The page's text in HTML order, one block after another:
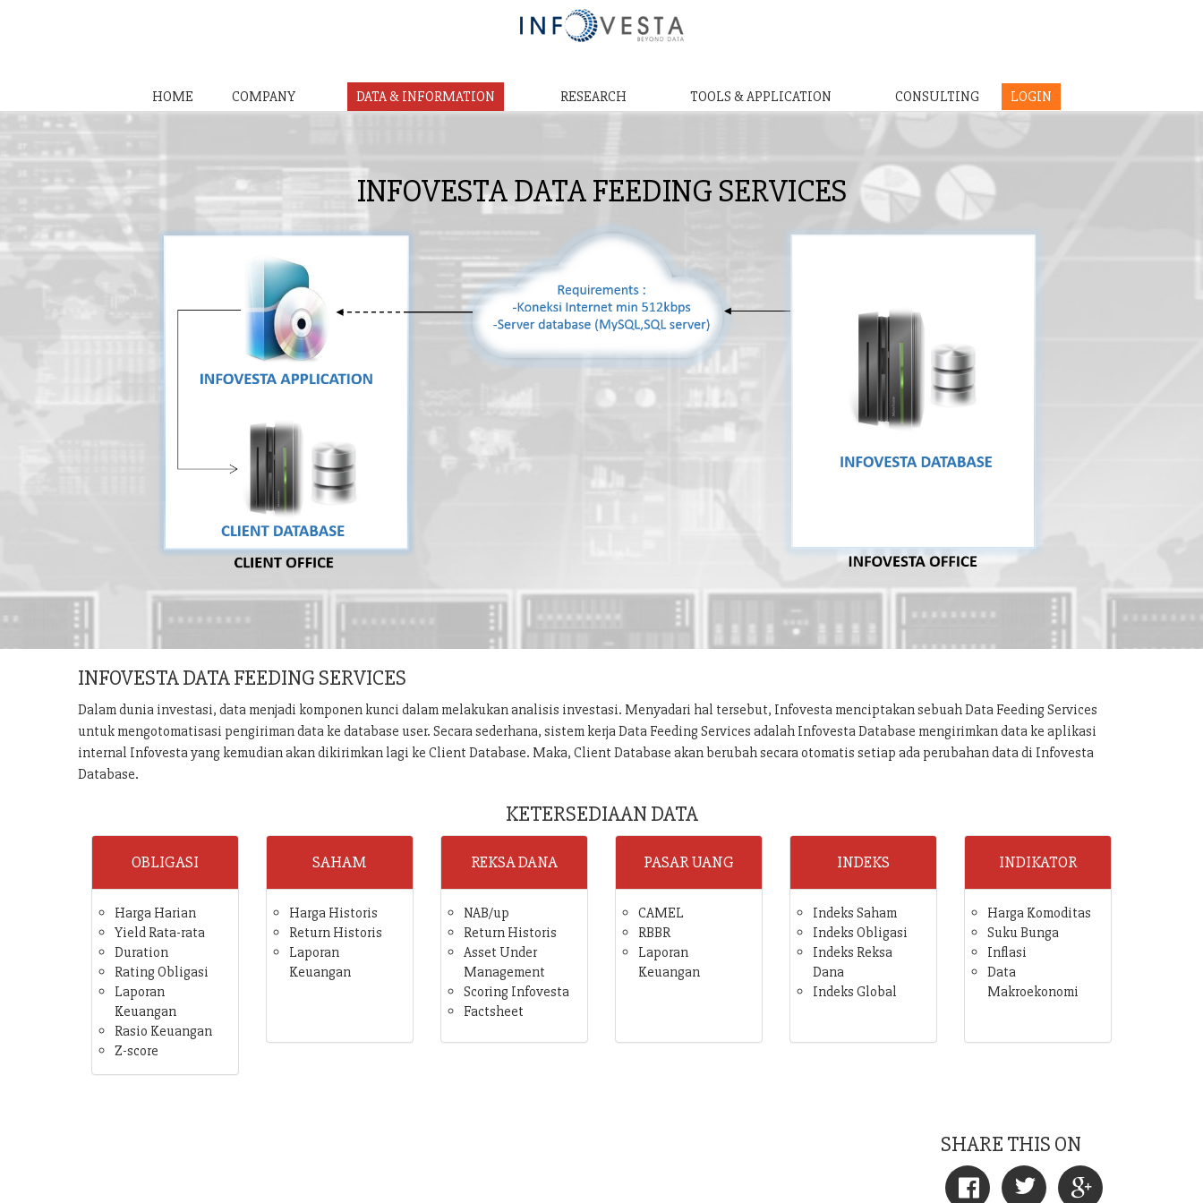
HOME COMPANY DATA & INFORMATION RESEARCH TOOLS & APPLICATION CONSULTING LOGIN
INFOVESTA DATA FEEDING SERVICES
INFOVESTA DATA FEEDING SERVICES
Dalam dunia investasi, data menjadi komponen kunci dalam melakukan analisis investasi. Menyadari hal tersebut, Infovesta menciptakan sebuah Data Feeding Services
untuk mengotomatisasi pengiriman data ke database user. Secara sederhana, sistem kerja Data Feeding Services adalah Infovesta Database mengirimkan data ke aplikasi
internal Infovesta yang kemudian akan dikirimkan lagi ke Client Database. Maka, Client Database akan berubah secara otomatis setiap ada perubahan data di Infovesta
Database.
KETERSEDIAAN DATA
OBLIGASI
Harga Harian
Yield Rata-rata
Duration
Rating Obligasi
Laporan
Keuangan
Rasio Keuangan
Z-score
SAHAM
Harga Historis
Return Historis
Laporan
Keuangan
REKSA DANA
NAB/up
Return Historis
Asset Under
Management
Scoring Infovesta
Factsheet
PASAR UANG
CAMEL
RBBR
Laporan
Keuangan
INDEKS
Indeks Saham
Indeks Obligasi
Indeks Reksa
Dana
Indeks Global
INDIKATOR
Harga Komoditas
Suku Bunga
Inflasi
Data
Makroekonomi
SHARE THIS ON